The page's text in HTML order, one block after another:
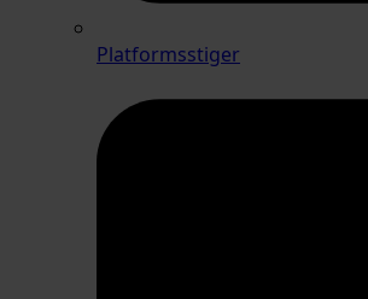
Platformsstiger